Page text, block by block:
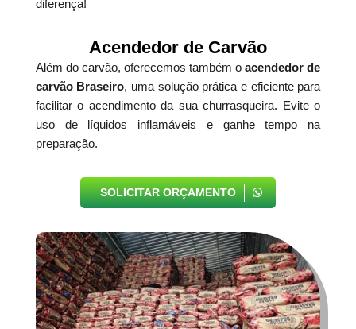
diferença!
Acendedor de Carvão
Além do carvão, oferecemos também oacendedor de
carvão Braseiro, uma solução prática e eficiente para
facilitar o acendimento da sua churrasqueira. Evite o
uso de líquidos inflamáveis e ganhe tempo na
preparação.
SOLICITAR ORÇAMENTO